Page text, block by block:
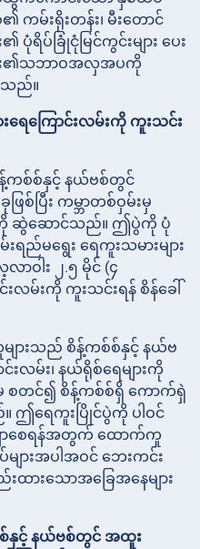
ကမ်းရိုးတန်း၊ မီးတောင်
ပုံရိပ်ခြုံငုံမြင်ကွင်းများ ပေး
ျွန်း၏သဘာဝအလှအပကို
သည်။
းရေကြောင်းလမ်းကို ကူးသင်း
ကစ်စ်နှင့် နယ်ဗစ်တွင်
စ်ပြီး ကမ္ဘာတစ်ဝှမ်းမှ
းကို ဆွဲဆောင်သည်။ ဤပွဲကို ပုံ
ည်မရွေး ရေကူးသမားများ
လာဝါး ၂.၅ မိုင် (၄
လမ်းကို ကူးသင်းရန် စိန်ခေါ်
များသည် စိန့်ကစ်စ်နှင့် နယ်ဗ
းလမ်း၊ နယ်ရိုစ်ရေများကို
စတင်၍ စိန့်ကစ်စ်ရှိ ကောက်ရှဲ
ရေကူးပြိုင်ပွဲကို ပါဝင်
ျာစေရန်အတွက် ထောက်ကူ
ားအပါအဝင် ဘေးကင်း
ထားသောအခြေအနေများ
နှင့် နယ်ဗစ်တွင် အထူး